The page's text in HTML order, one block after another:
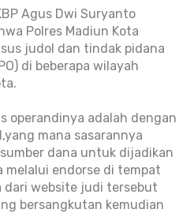
Agus Dwi Suryanto
Polres Madiun Kota
judol dan tindak pidana
di beberapa wilayah
operandinya adalah dengan
mana sasarannya
dana untuk dijadikan
melalui endorse di tempat
dari website judi tersebut
bersangkutan kemudian